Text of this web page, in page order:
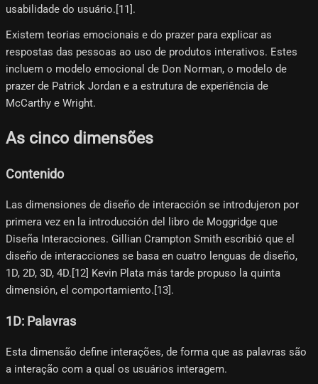
usabilidade do usuário.[11]​.
Existem teorias emocionais e do prazer para explicar as
respostas das pessoas ao uso de produtos interativos. Estes
incluem o modelo emocional de Don Norman, o modelo de
prazer de Patrick Jordan e a estrutura de experiência de
McCarthy e Wright.
As cinco dimensões
Contenido
Las dimensiones de diseño de interacción se introdujeron por
primera vez en la introducción del libro de Moggridge que
Diseña Interacciones. Gillian Crampton Smith escribió que el
diseño de interacciones se basa en cuatro lenguas de diseño,
1D, 2D, 3D, 4D.[12]​ Kevin Plata más tarde propuso la quinta
dimensión, el comportamiento.[13]​.
1D: Palavras
Esta dimensão define interações, de forma que as palavras são
a interação com a qual os usuários interagem.